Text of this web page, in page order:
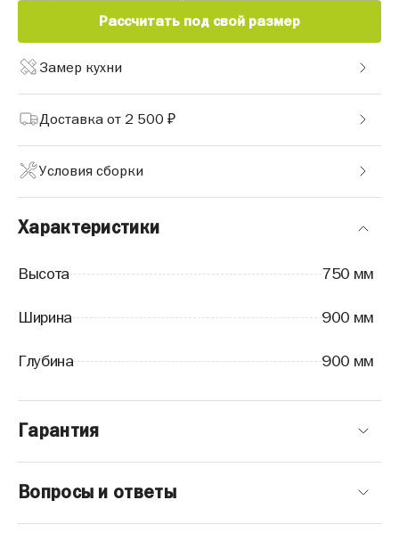
Рассчитать под свой размер
Замер кухни
Доставка от 2 500 ₽
Условия сборки
Характеристики
Высота 750 мм
Ширина 900 мм
Глубина 900 мм
Гарантия
Вопросы и ответы